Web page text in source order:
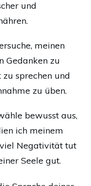
und
meinen
Gedanken zu
sprechen und
zu üben.
bewusst aus,
ich meinem
Negativität tut
Seele gut.